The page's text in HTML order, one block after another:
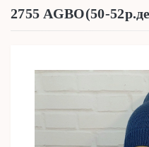
2755 AGBO(50-